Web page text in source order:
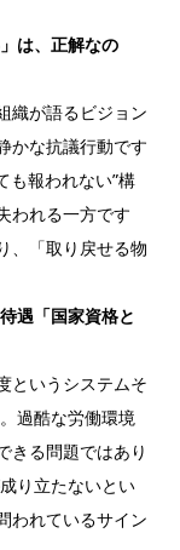
は、正解なの
織が語るビジョン
かな抗議行動です
も報われない”構
われる一方です
、「取り戻せる物
遇「国家資格と
というシステムそ
過酷な労働環境
きる問題ではあり
り立たないとい
われているサイン